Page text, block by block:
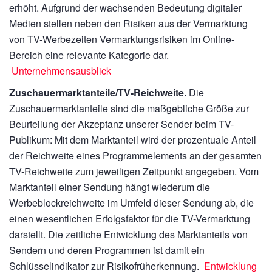
erhöht. Aufgrund der wachsenden Bedeutung digitaler
Medien stellen neben den Risiken aus der Vermarktung
von TV-Werbezeiten Vermarktungsrisiken im Online-
Bereich eine relevante Kategorie dar.
Unternehmensausblick
Zuschauermarktanteile/TV-Reichweite. Die
Zuschauermarktanteile sind die maßgebliche Größe zur
Beurteilung der Akzeptanz unserer Sender beim TV-
Publikum: Mit dem Marktanteil wird der prozentuale Anteil
der Reichweite eines Programmelements an der gesamten
TV-Reichweite zum jeweiligen Zeitpunkt angegeben. Vom
Marktanteil einer Sendung hängt wiederum die
Werbeblockreichweite im Umfeld dieser Sendung ab, die
einen wesentlichen Erfolgsfaktor für die TV-Vermarktung
darstellt. Die zeitliche Entwicklung des Marktanteils von
Sendern und deren Programmen ist damit ein
Schlüsselindikator zur Risikofrüherkennung. Entwicklung